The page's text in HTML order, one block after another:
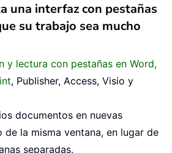
una interfaz con pestañas
su trabajo sea mucho
y lectura con pestañas en Word,
, Publisher, Access, Visio y
documentos en nuevas
de la misma ventana, en lugar de
separadas.